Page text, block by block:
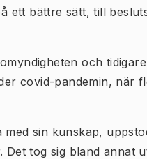
ett bättre sätt, till
och
covid-pandemin, när
sin kunskap,
tog sig bland annat